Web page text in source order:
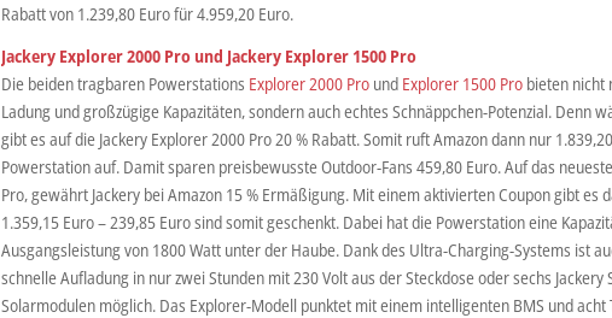
Rabatt von 1.239,80 Euro für 4.959,20 Euro.
Jackery Explorer 2000 Pro und Jackery Explorer 1500 Pro
Die beiden tragbaren Powerstations Explorer 2000 Pro und Explorer 1500 Pro bieten nicht
Ladung und großzügige Kapazitäten, sondern auch echtes Schnäppchen-Potenzial. Denn
gibt es auf die Jackery Explorer 2000 Pro 20 % Rabatt. Somit ruft Amazon dann nur
Powerstation auf. Damit sparen preisbewusste Outdoor-Fans 459,80 Euro. Auf das
Pro, gewährt Jackery bei Amazon 15 % Ermäßigung. Mit einem aktivierten Coupon gibt es
1.359,15 Euro – 239,85 Euro sind somit geschenkt. Dabei hat die Powerstation eine
Ausgangsleistung von 1800 Watt unter der Haube. Dank des Ultra-Charging-Systems ist
schnelle Aufladung in nur zwei Stunden mit 230 Volt aus der Steckdose oder sechs Jackery
Solarmodulen möglich. Das Explorer-Modell punktet mit einem intelligenten BMS und